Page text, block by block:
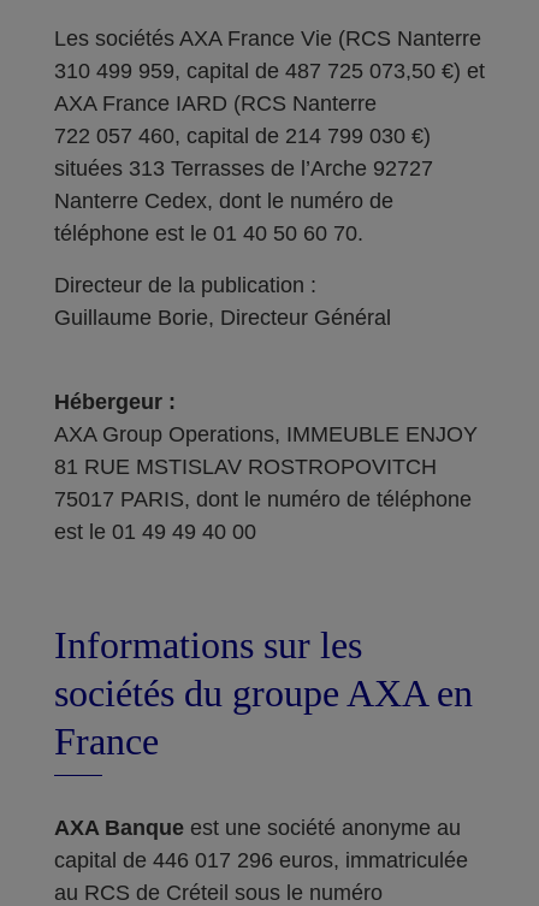
Les sociétés AXA France Vie (RCS Nanterre
310 499 959, capital de 487 725 073,50 €) et
AXA France IARD (RCS Nanterre
722 057 460, capital de 214 799 030 €)
situées 313 Terrasses de l’Arche 92727
Nanterre Cedex, dont le numéro de
téléphone est le 01 40 50 60 70.
Directeur de la publication :
Guillaume Borie, Directeur Général
Hébergeur :
AXA Group Operations, IMMEUBLE ENJOY
81 RUE MSTISLAV ROSTROPOVITCH
75017 PARIS, dont le numéro de téléphone
est le 01 49 49 40 00
Informations sur les
sociétés du groupe AXA en
France
AXA Banque est une société anonyme au
capital de 446 017 296 euros, immatriculée
au RCS de Créteil sous le numéro